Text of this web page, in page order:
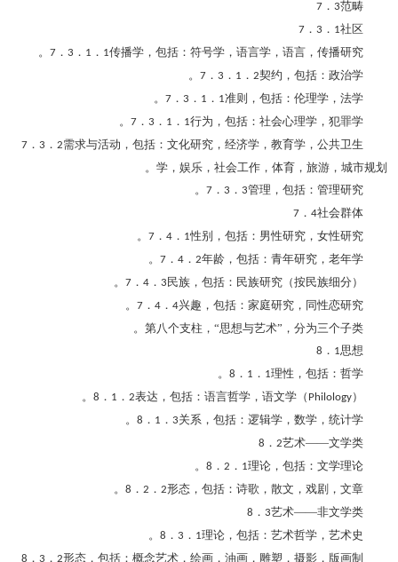
7 ． 3范畴
7 ． 3 ． 1社区
7 ． 3 ． 1 ． 1传播学，包括：符号学，语言学，语言，传播研究。
7 ． 3 ． 1 ． 2契约，包括：政治学。
7 ． 3 ． 1 ． 1准则，包括：伦理学，法学。
7 ． 3 ． 1 ． 1行为，包括：社会心理学，犯罪学。
7 ． 3 ． 2需求与活动，包括：文化研究，经济学，教育学，公共卫生
学，娱乐，社会工作，体育，旅游，城市规划。
7 ． 3 ． 3管理，包括：管理研究。
7 ． 4社会群体
7 ． 4 ． 1性别，包括：男性研究，女性研究。
7 ． 4 ． 2年龄，包括：青年研究，老年学。
7 ． 4 ． 3 民族，包括：民族研究（按民族细分）。
7 ． 4 ． 4兴趣，包括：家庭研究，同性恋研究。
第八个支柱，“思想与艺术”，分为三个子类。
8 ． 1思想
8 ． 1 ． 1理性，包括：哲学。
8 ． 1 ． 2表达，包括：语言哲学，语文学（ Philology）。
8 ． 1 ． 3关系，包括：逻辑学，数学，统计学。
8 ． 2艺术――文学类
8 ． 2 ． 1理论，包括：文学理论。
8 ． 2 ． 2形态，包括：诗歌，散文，戏剧，文章。
8 ． 3艺术――非文学类
8 ． 3 ． 1理论，包括：艺术哲学，艺术史。
8 ． 3 ． 2形态，包括：概念艺术，绘画，油画，雕塑，摄影，版画制